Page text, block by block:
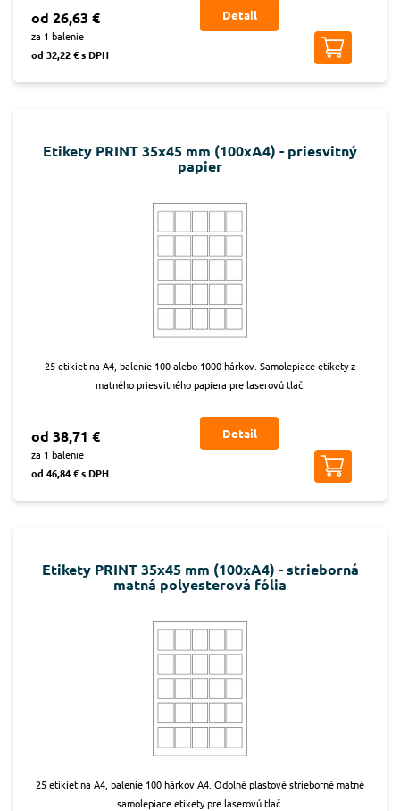
od 26,63 €
za 1 balenie
od 32,22 € s DPH
Detail
Etikety PRINT 35x45 mm (100xA4) - priesvitný
papier
25 etikiet na A4, balenie 100 alebo 1000 hárkov. Samolepiace etikety z
matného priesvitného papiera pre laserovú tlač.
od 38,71 €
za 1 balenie
od 46,84 € s DPH
Detail
Etikety PRINT 35x45 mm (100xA4) - strieborná
matná polyesterová fólia
25 etikiet na A4, balenie 100 hárkov A4. Odolné plastové strieborné matné
samolepiace etikety pre laserovú tlač.